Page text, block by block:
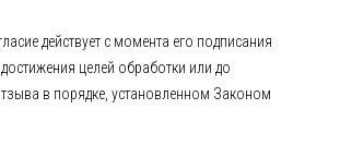
действует с момента его подписания
достижения целей обработки или до
в порядке, установленном Законом